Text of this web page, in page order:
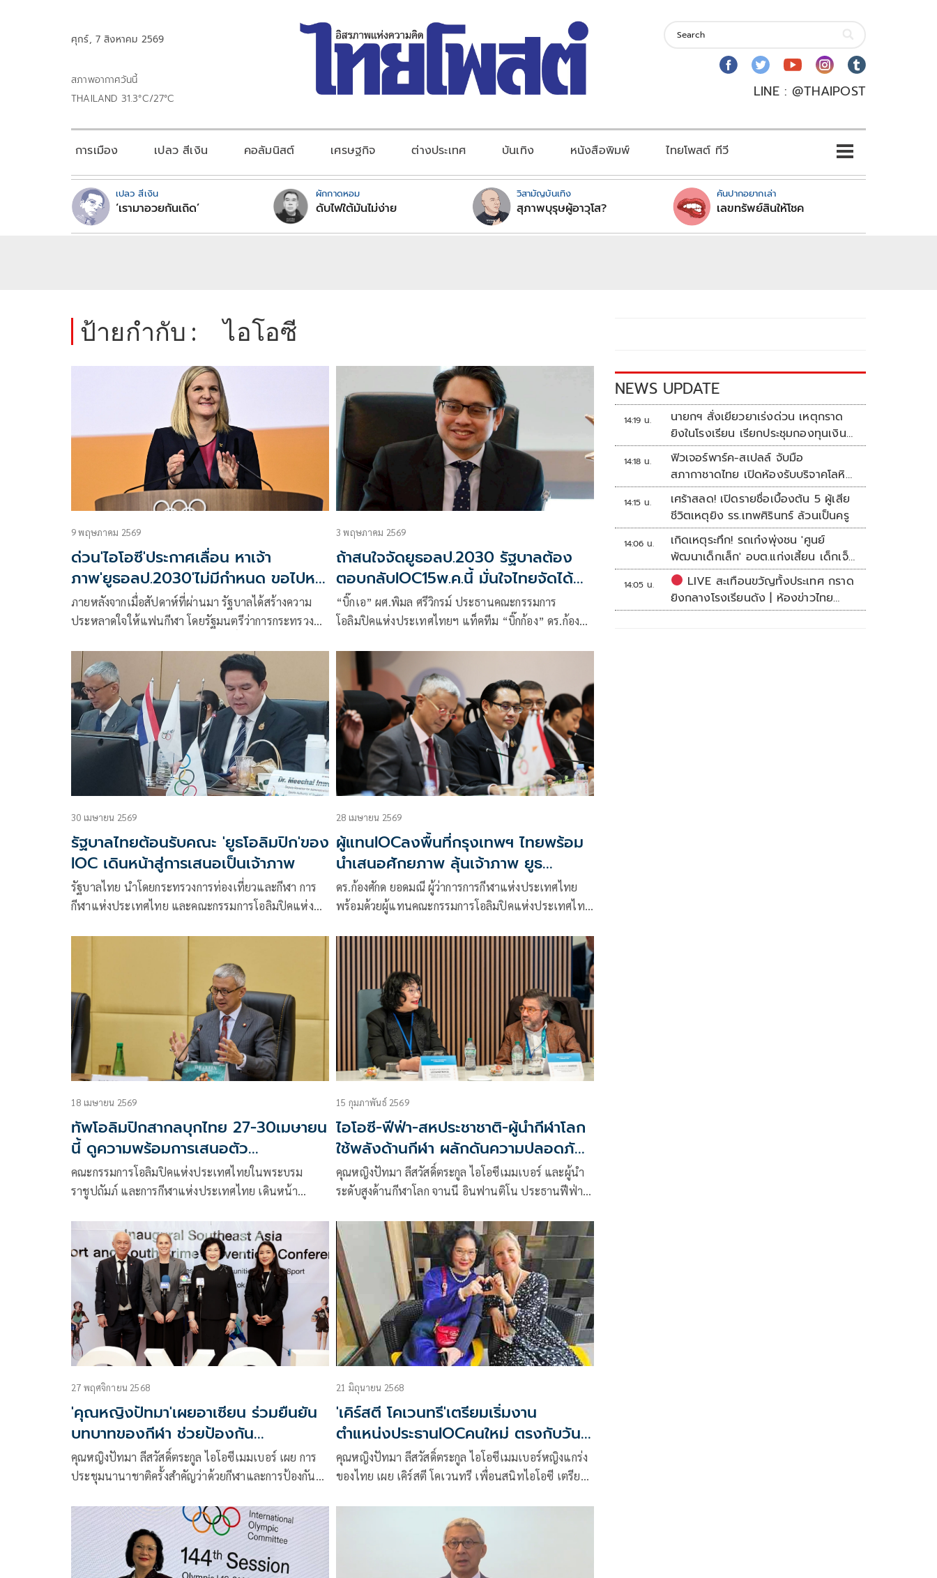
ศุกร์, 7 สิงหาคม 2569
สภาพอากาศวันนี้
THAILAND 31.3°C/27°C
LINE : @THAIPOST
การเมือง เปลว สีเงิน คอลัมนิสต์ เศรษฐกิจ ต่างประเทศ บันเทิง หนังสือพิมพ์ ไทยโพสต์ ทีวี
เปลว สีเงิน
‘เรามาอวยกันเถิด’
ผักกาดหอม
ดับไฟใต้มันไม่ง่าย
วิสามัญบันเทิง
สุภาพบุรุษผู้อาวุโส?
คันปากอยากเล่า
เลขทรัพย์สินให้โชค
ป้ายกำกับ : ไอโอซี
9 พฤษภาคม 2569
ด่วน'ไอโอซี'ประกาศเลื่อน หาเจ้า
ภาพ'ยูธอลป.2030'ไม่มีกำหนด ขอไปหา
เป้าหมายการจัดก่อน
ภายหลังจากเมื่่อสัปดาห์ที่ผ่านมา รัฐบาลได้สร้างความ
ประหลาดใจให้แฟนกีฬา โดยรัฐมนตรีว่าการกระทรวง
ประกาศว่า ประเทศไทยขอถอนตัว จากการชิงเจ้าภาพจัด
กีฬาโอลิมปิกเยาวชน”ยูธ โอลิมปิก 2030″ หลังจากที่
ประเทศไทยเข้ารอบ3ประเทศสุดท้าย ร่วมกับชิลี และ
ปารากวัย ทั้งๆที่ประเทศไทยมีโอกาสได้รับการคัดเลือก
มากที่สุด โดยรัฐบาลให้เหตุผลว่า เงินค่าจัดที่ตั้งไว้
กว่า5,000ล้านบาท สูงเกินไป จนทำให้แฟนกีฬาชาวไทย
เสียดายโอกาสในครั้งนี้อย่างมากนั้น
3 พฤษภาคม 2569
ถ้าสนใจจัดยูธอลป.2030 รัฐบาลต้อง
ตอบกลับIOC15พ.ค.นี้ มั่นใจไทยจัดได้
กำไรคืน'หมื่นล้าน'
“บิ๊กเอ” ผศ.พิมล ศรีวิกรม์ ประธานคณะกรรมการ
โอลิมปิคแห่งประเทศไทยฯ แท็คทีม “บิ๊กก้อง” ดร.ก้อง
วีรกูล อย่างละเอียดถึงการแบ่งจ่ายงบ 5,700 ล้านบาท
เพื่อเป็นเจ้าภาพ “ยูธโอลิมปิกเกมส์ 2030” โดย 2 ปีแรก
จ่ายเพียงหลัก 10 ล้านเพื่อเลี่ยงกระทบวิกฤติเศรษฐกิจ
ของประเทศในเวลานี้ พร้อมให้นักวิชาการวิเคราะห์ไทย
ได้คืนกลับมาระดับ “หมื่นล้าน” บวกได้การสร้างค่านิยม
ให้กับเด็กเยาวชนในเรื่องการเล่นกีฬา เผย ไทยสอบผ่าน
ได้ A หมดหลังการตรวจสนามและความพร้อม รอเพียง
รัฐบาลไฟเขียวโดยไอโอซีตีกรอบ 15 พ.ค.นี้
30 เมษายน 2569
รัฐบาลไทยต้อนรับคณะ 'ยูธโอลิมปิก'ของ
IOC เดินหน้าสู่การเสนอเป็นเจ้าภาพ
รัฐบาลไทย นำโดยกระทรวงการท่องเที่ยวและกีฬา การ
กีฬาแห่งประเทศไทย และคณะกรรมการโอลิมปิคแห่ง
(IOC) และประธานคณะทำงาน Youth Olympic Games
2030 พร้อมคณะผู้แทน ในโอกาสเยือนกรุงเทพมหานคร
อย่างเป็นทางการ ระหว่างวันที่ 28-30 เมษายนที่ผ่านมา
28 เมษายน 2569
ผู้แทนIOCลงพื้นที่กรุงเทพฯ ไทยพร้อม
นำเสนอศักยภาพ ลุ้นเจ้าภาพ ยูธ
โอลิมปิก2030'
ดร.ก้องศักด ยอดมณี ผู้ว่าการการกีฬาแห่งประเทศไทย
พร้อมด้วยผู้แทนคณะกรรมการโอลิมปิคแห่งประเทศไทย
โอลิมปิกสากล ลงพื้นที่เยือนกรุงเทพมหานครอย่างเป็น
ทางการ การตรวจเยือนครั้งนี้ ดำเนินการโดยคณะทำงาน
ของคณะกรรมการโอลิมปิกสากลสำหรับการแข่งขัน
Youth Olympic Games 2030 ซึ่งมี Mrs. Danka
Hrbeková เป็นประธาน และนับเป็นวาระสำคัญยิ่งของ
กระบวนการคัดเลือก ก่อนการประกาศเมืองเจ้าภาพโดยที่
ประชุม IOC Session ในเดือนมิถุนายน 2569
18 เมษายน 2569
ทัพโอลิมปิกสากลบุกไทย 27-30เมษายน
นี้ ดูความพร้อมการเสนอตัว
จัด'ยูธอลป.2030'
คณะกรรมการโอลิมปิคแห่งประเทศไทยในพระบรม
ราชูปถัมภ์ และการกีฬาแห่งประเทศไทย เดินหน้า
แข่งขันกีฬาเยาวชนโอลิมปิกเกมส์ กรุงเทพมหานคร
2030
15 กุมภาพันธ์ 2569
ไอโอซี-ฟีฟ่า-สหประชาชาติ-ผู้นำกีฬาโลก
ใช้พลังด้านกีฬา ผลักดันความปลอดภัย
บนถนนทั่วโลก
คุณหญิงปัทมา ลีสวัสดิ์ตระกูล ไอโอซีเมมเบอร์ และผู้นำ
ระดับสูงด้านกีฬาโลก จานนี อินฟานติโน ประธานฟีฟ่า-
โลก-ไอโอซีเมมเบอร์, ดาวิด ลาปาร์เตียงต์ ประธาน
จักรยานนานาชาติ-ไอโอซีเมมเบอร์ ร่วมมือกับ
สหประชาชาติ ใช้พลังด้านกีฬา ช่วยผลักดัน ความ
ปลอดภัยบนท้องถนนให้เกิดขึ้นทั่วโลกในอีกทาง
27 พฤศจิกายน 2568
'คุณหญิงปัทมา'เผยอาเซียน ร่วมยืนยัน
บทบาทของกีฬา ช่วยป้องกัน
อาชญากรรมในเยาวชน
คุณหญิงปัทมา ลีสวัสดิ์ตระกูล ไอโอซีเมมเบอร์ เผย การ
ประชุมนานาชาติครั้งสำคัญว่าด้วยกีฬาและการป้องกัน
ประเทศไทยได้รับมอบหมายจากไอโอซี ให้จัดขึ้นเป็นครั้ง
แรก ได้รับการตอบรับเป็นอย่างดี ผู้แทนจากหน่วยงานที่
เกี่ยวข้องในอาเซียน ร่วมกันยืนยันบทบาทของกีฬา ใน
การป้องกันอาชญากรรมในเยาวชน และขับเคลื่อนความ
21 มิถุนายน 2568
'เคิร์สตี โคเวนทรี'เตรียมเริ่มงาน
ตำแหน่งประธานIOCคนใหม่ ตรงกับวัน
โอลิมปิก23มิ.ย.
คุณหญิงปัทมา ลีสวัสดิ์ตระกูล ไอโอซีเมมเบอร์หญิงแกร่ง
ของไทย เผย เคิร์สตี โคเวนทรี เพื่อนสนิทไอโอซี เตรียม
คนแรก เป็นชาวแอฟริกันคนแรก ที่ได้ทำหน้าที่นี้ ในวัย
41 ปี มุ่งมั่น 100 เปอร์เซ็นต์ พร้อมสร้างความร่วมมือ ยึด
มั่นในคุณค่าของกีฬา ความเท่าเทียม และจะเดินหน้าใน
NEWS UPDATE
14:19 น.
นายกฯ สั่งเยียวยาเร่งด่วน เหตุกราด
ยิงในโรงเรียน เรียกประชุมกองทุนเงิน
ช่วยเหลือฯทันที
14:18 น.
ฟิวเจอร์พาร์ค-สเปลล์ จับมือ
สภากาชาดไทย เปิดห้องรับบริจาคโลหิต
ประจำแห่งแรกในศูนย์การค้าปทุมธานี
14:15 น.
เศร้าสลด! เปิดรายชื่อเบื้องต้น 5 ผู้เสีย
ชีวิตเหตุยิง รร.เทพศิรินทร์ ล้วนเป็นครู
14:06 น.
เกิดเหตุระทึก! รถเก๋งพุ่งชน 'ศูนย์
พัฒนาเด็กเล็ก' อบต.แก่งเสี้ยน เด็กเจ็บ
กว่า 10 ราย
14:05 น.
LIVE สะเทือนขวัญทั้งประเทศ กราด
ยิงกลางโรงเรียนดัง | ห้องข่าวไทย
โพสต์